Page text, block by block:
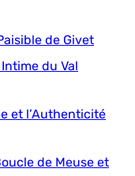
de Givet
du Val
et l’Authenticité
de Meuse et